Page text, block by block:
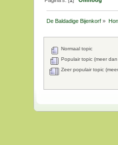
De Baldadige Bijenkorf »
Normaal topic
Populair topic (meer
Zeer populair topic